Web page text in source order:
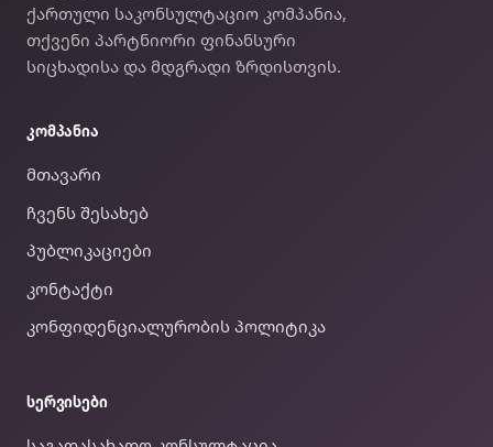
ქართული საკონსულტაციო კომპანია,
თქვენი პარტნიორი ფინანსური
სიცხადისა და მდგრადი ზრდისთვის.
ᲙᲝᲛᲞᲐᲜᲘᲐ
მთავარი
ჩვენს შესახებ
პუბლიკაციები
კონტაქტი
კონფიდენციალურობის პოლიტიკა
ᲡᲔᲠᲕᲘᲡᲔᲑᲘ